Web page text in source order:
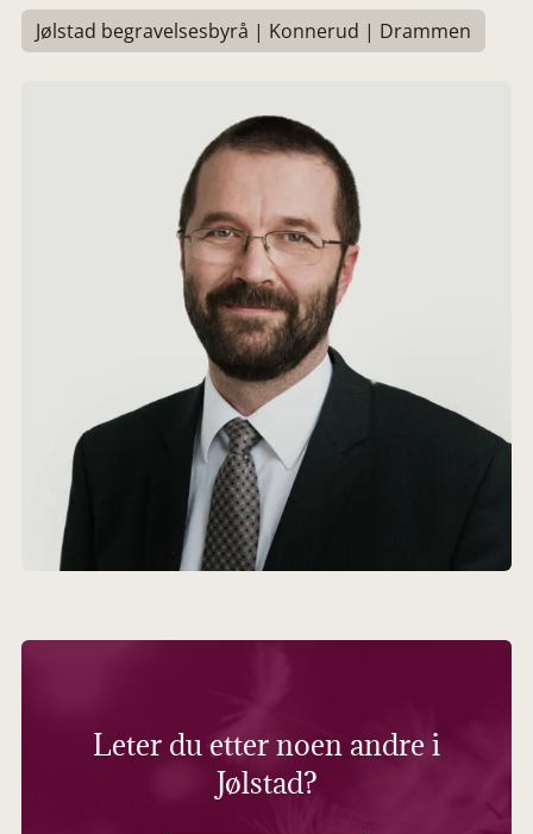
Jølstad begravelsesbyrå | Konnerud | Drammen
Leter du etter noen andre i
Jølstad?